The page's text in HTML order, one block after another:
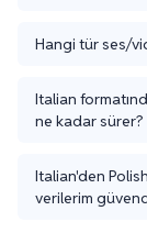
Hangi tür ses/
Italian
ne kadar sürer?
Italian'den
verilerim